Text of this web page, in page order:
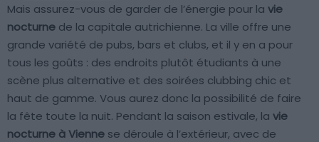
Mais assurez-vous de garder de l’énergie pour la vie
nocturne de la capitale autrichienne. La ville offre une
grande variété de pubs, bars et clubs, et il y en a pour
tous les goûts : des endroits plutôt étudiants à une
scène plus alternative et des soirées clubbing chic et
haut de gamme. Vous aurez donc la possibilité de faire
la fête toute la nuit. Pendant la saison estivale, la vie
nocturne à Vienne se déroule à l’extérieur, avec de